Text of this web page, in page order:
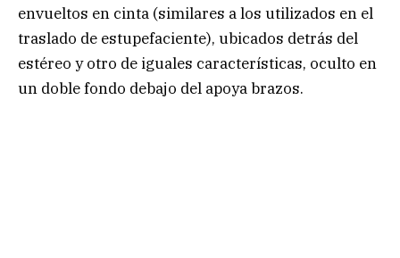
envueltos en cinta (similares a los utilizados en el
traslado de estupefaciente), ubicados detrás del
estéreo y otro de iguales características, oculto en
un doble fondo debajo del apoya brazos.